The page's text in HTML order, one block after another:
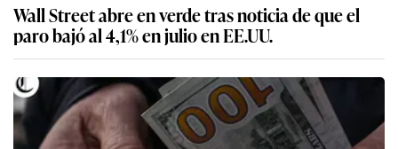
Wall Street abre en verde tras noticia de que el
paro bajó al 4,1% en julio en EE.UU.